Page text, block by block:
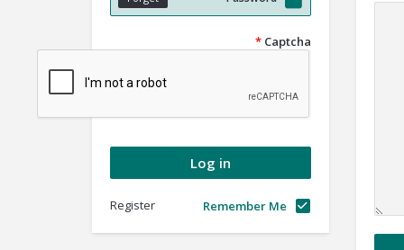
Captcha
*
Remember Me
Register